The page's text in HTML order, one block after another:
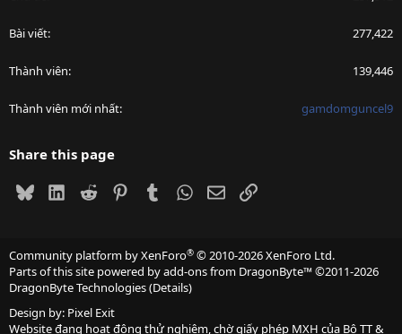
Bài viết 277,422
Thành viên 139,446
Thành viên mới nhất gamdomguncel9
Share this page
BlueskyLinkedIn
Reddit PinterestTumblrWhatsApp
EmailLink
Community platform by XenForo® © 2010-2026 XenForo Ltd.
Parts of this site powered byadd-ons from DragonByte™©2011-2026
DragonByte Technologies(Details)
Design by: Pixel Exit
Website đang hoạt động thử nghiệm, chờ giấy phép MXH của Bộ TT &